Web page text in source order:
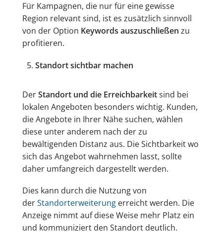
Für Kampagnen, die nur für eine gewisse
Region relevant sind, ist es zusätzlich sinnvoll
von der Option Keywords auszuschließen zu
profitieren.
Standort sichtbar machen
DerStandort und die Erreichbarkeitsind bei
lokalen Angeboten besonders wichtig. Kunden,
die Angebote in Ihrer Nähe suchen, wählen
diese unter anderem nach der zu
bewältigenden Distanz aus. Die Sichtbarkeit wo
sich das Angebot wahrnehmen lasst, sollte
daher umfangreich dargestellt werden.
Dies kann durch die Nutzung von
derStandorterweiterungerreicht werden. Die
Anzeige nimmt auf diese Weise mehr Platz ein
und kommuniziert den Standort deutlich.